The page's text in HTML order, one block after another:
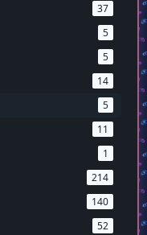
37
5
5
14
5
11
1
214
140
52